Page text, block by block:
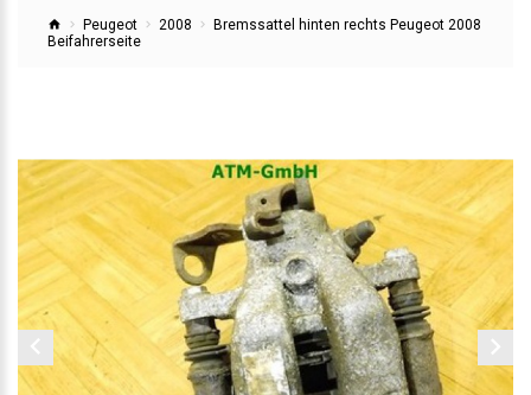
Peugeot 2008
Bremssattel hinten rechts Peugeot 2008
Beifahrerseite